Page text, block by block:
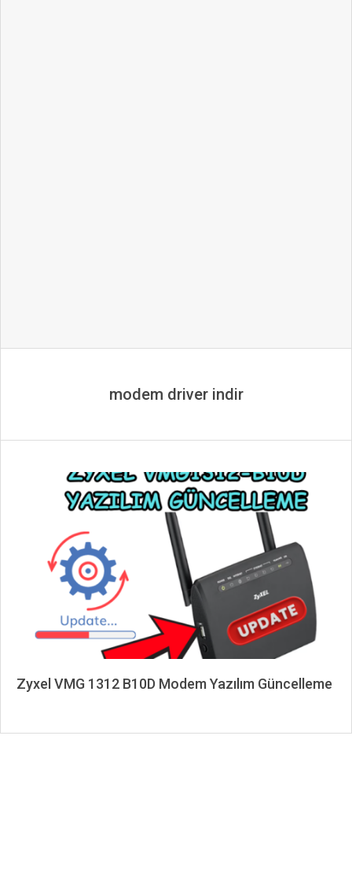
modem driver indir
Zyxel VMG 1312 B10D Modem Yazılım Güncelleme